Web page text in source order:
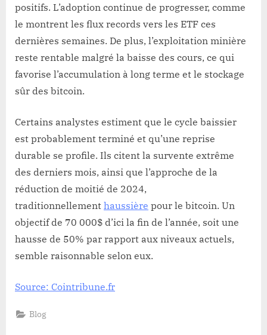
positifs. L’adoption continue de progresser, comme
le montrent les flux records vers les ETF ces
dernières semaines. De plus, l’exploitation minière
reste rentable malgré la baisse des cours, ce qui
favorise l’accumulation à long terme et le stockage
sûr des bitcoin.
Certains analystes estiment que le cycle baissier
est probablement terminé et qu’une reprise
durable se profile. Ils citent la survente extrême
des derniers mois, ainsi que l’approche de la
réduction de moitié de 2024,
traditionnellement haussière pour le bitcoin. Un
objectif de 70 000$ d’ici la fin de l’année, soit une
hausse de 50% par rapport aux niveaux actuels,
semble raisonnable selon eux.
Source: Cointribune.fr
Blog